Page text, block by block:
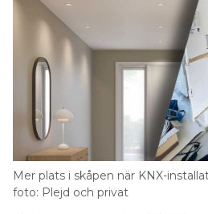
Läs E-tidningen
Om tidningen
Personuppgifter
Search for:
Mer plats i skåpen när KNX-
foto: Plejd och privat